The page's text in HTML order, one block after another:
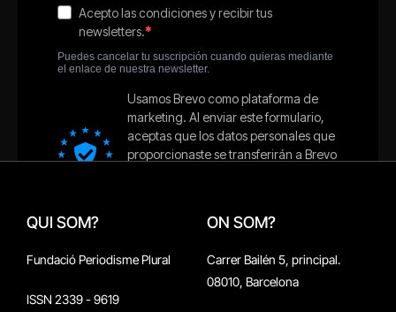
QUI SOM?
Fundació Periodisme Plural
ISSN 2339 - 9619
ON SOM?
Carrer Bailén 5, principal.
08010, Barcelona